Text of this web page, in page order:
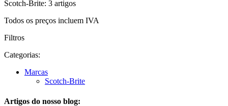
Scotch-Brite: 3 artigos
Todos os preços incluem IVA
Filtros
Categorias:
Marcas
Scotch-Brite
Artigos do nosso blog: